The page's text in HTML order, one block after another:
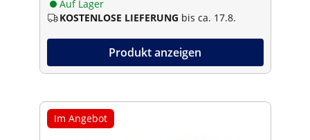
Auf Lager
KOSTENLOSE LIEFERUNG bis ca. 17.8.
Produkt anzeigen
Im Angebot